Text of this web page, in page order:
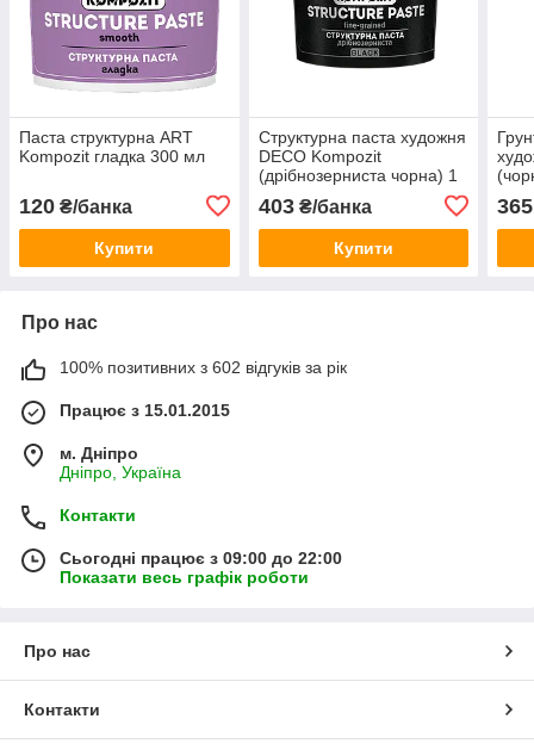
Паста структурна ART
Kompozit гладка 300 мл
120 ₴/банка
Купити
Структурна паста художня
DECO Kompozit
(дрібнозерниста чорна) 1
403₴/банка
Купити
365
Про нас
100% позитивних з 602 відгуків за рік
Працює з 15.01.2015
м. Дніпро
Дніпро, Україна
Контакти
Сьогодні працює з 09:00 до 22:00
Показати весь графік роботи
Про нас
Контакти